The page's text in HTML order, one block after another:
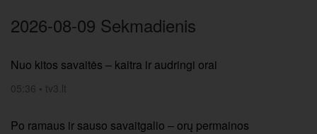
2026-08-09 Sekmadienis
Nuo kitos savaitės – kaitra ir audringi orai
05:36 • tv3.lt
Po ramaus ir sauso savaitgalio – orų permainos